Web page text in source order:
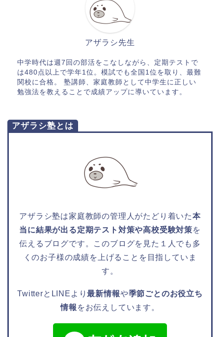
アザラシ先生
中学時代は週7回の部活をこなしながら、定期テストで
は480点以上で学年1位。模試でも全国1位を取り、最難
関校に合格。 塾講師、家庭教師として中学生に正しい
勉強法を教えることで成績アップに導いています。
アザラシ塾とは
アザラシ塾は家庭教師の管理人がたどり着いた本
当に結果が出る定期テスト対策や高校受験対策を
伝えるブログです。このブログを見た１人でも多
くのお子様の成績を上げることを目指していま
す。
TwitterとLINEより最新情報や季節ごとのお役立ち
情報 をお伝えしています。